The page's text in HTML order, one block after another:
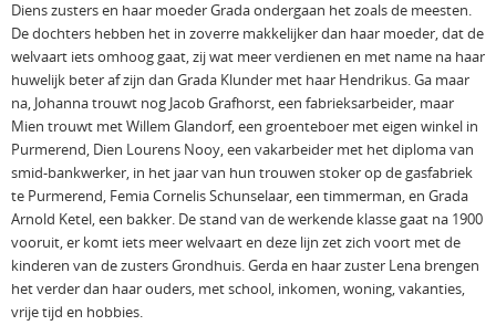
Diens zusters en haar moeder Grada ondergaan het zoals de meesten.
De dochters hebben het in zoverre makkelijker dan haar moeder, dat de
welvaart iets omhoog gaat, zij wat meer verdienen en met name na haar
huwelijk beter af zijn dan Grada Klunder met haar Hendrikus. Ga maar
na, Johanna trouwt nog Jacob Grafhorst, een fabrieksarbeider, maar
Mien trouwt met Willem Glandorf, een groenteboer met eigen winkel in
Purmerend, Dien Lourens Nooy, een vakarbeider met het diploma van
smid-bankwerker, in het jaar van hun trouwen stoker op de gasfabriek
te Purmerend, Femia Cornelis Schunselaar, een timmerman, en Grada
Arnold Ketel, een bakker. De stand van de werkende klasse gaat na 1900
vooruit, er komt iets meer welvaart en deze lijn zet zich voort met de
kinderen van de zusters Grondhuis. Gerda en haar zuster Lena brengen
het verder dan haar ouders, met school, inkomen, woning, vakanties,
vrije tijd en hobbies.